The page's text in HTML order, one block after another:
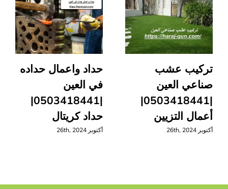
تركيب عشب
صناعي العين
|0503418441|
أعمال التزيين
أكتوبر 26th, 2024
حداد واعمال حداده
في العين
|0503418441|
حداد كريتال
أكتوبر 26th, 2024